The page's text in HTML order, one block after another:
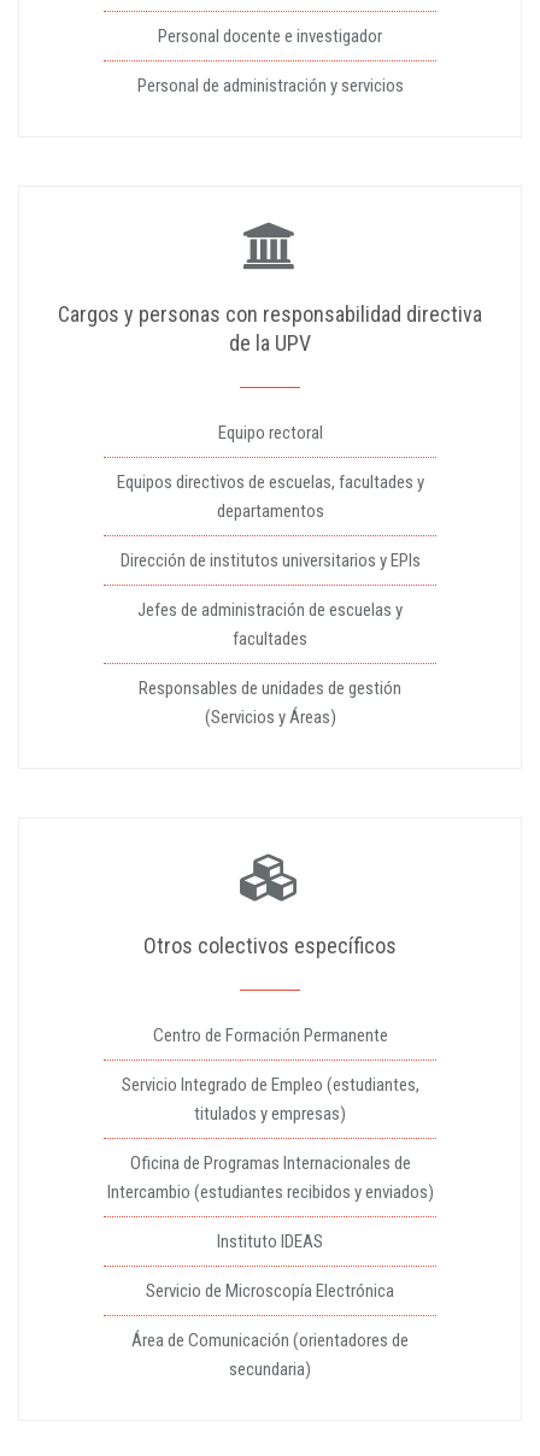
Personal docente e investigador
Personal de administración y servicios
Cargos y personas con responsabilidad directiva
de la UPV
Equipo rectoral
Equipos directivos de escuelas, facultades y
departamentos
Dirección de institutos universitarios y EPIs
Jefes de administración de escuelas y
facultades
Responsables de unidades de gestión
(Servicios y Áreas)
Otros colectivos específicos
Centro de Formación Permanente
Servicio Integrado de Empleo (estudiantes,
titulados y empresas)
Oficina de Programas Internacionales de
Intercambio (estudiantes recibidos y enviados)
Instituto IDEAS
Servicio de Microscopía Electrónica
Área de Comunicación (orientadores de
secundaria)